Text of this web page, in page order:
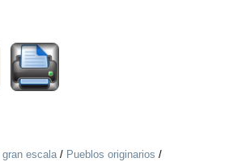
gran escala/ Pueblos originarios /